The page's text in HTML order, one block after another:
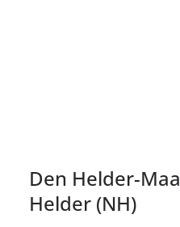
Den Helder-
Helder (NH)